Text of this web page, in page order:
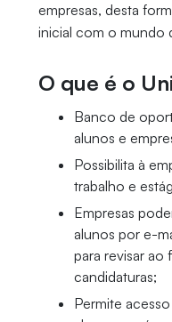
empresas, desta
inicial com o mundo
O que é o
Banco de
alunos e
Possibilita à
trabalho e
Empresas
alunos por e-
para revisar ao
candidaturas;
Permite